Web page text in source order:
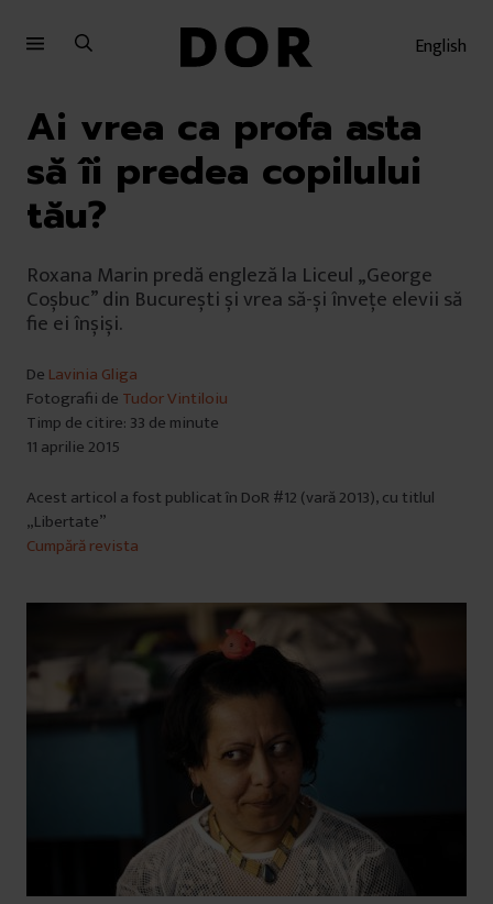
English
Ai vrea ca profa asta
să îi predea copilului
tău?
Roxana Marin predă engleză la Liceul „George
Coșbuc” din București și vrea să-și învețe elevii să
fie ei înșiși.
De Lavinia Gliga
Fotografii de Tudor Vintiloiu
Timp de citire: 33 de minute
11 aprilie 2015
Acest articol a fost publicat în DoR #12 (vară 2013), cu titlul
„Libertate”
Cumpără revista